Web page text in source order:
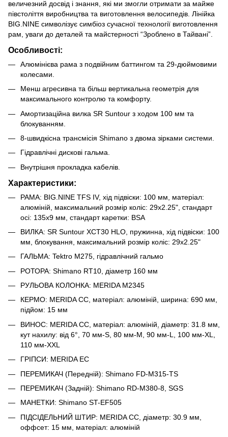
величезний досвід і знання, які ми змогли отримати за майже
півстоліття виробництва та виготовлення велосипедів. Лінійка
BIG.NINE символізує симбіоз сучасної технології виготовлення
рам, уваги до деталей та майстерності “Зроблено в Тайвані”.
Особливості:
Алюмінієва рама з подвійним баттингом та 29-дюймовими
колесами.
Менш агресивна та більш вертикальна геометрія для
максимального контролю та комфорту.
Амортизаційна вилка SR Suntour з ходом 100 мм та
блокуванням.
8-швидкісна трансмісія Shimano з двома зірками системи.
Гідравлічні дискові гальма.
Внутрішня прокладка кабелів.
Характеристики:
РАМА: BIG.NINE TFS IV, хід підвіски: 100 мм, матеріал:
алюміній, максимальний розмір коліс: 29x2.25", стандарт
осі: 135x9 мм, стандарт каретки: BSA
ВИЛКА: SR Suntour XCT30 HLO, пружинна, хід підвіски: 100
мм, блокування, максимальний розмір коліс: 29x2.25"
ГАЛЬМА: Tektro M275, гідравлічний гальмо
РОТОРА: Shimano RT10, діаметр 160 мм
РУЛЬОВА КОЛОНКА: MERIDA M2345
КЕРМО: MERIDA CC, матеріал: алюміній, ширина: 690 мм,
підйом: 15 мм
ВИНОС: MERIDA CC, матеріал: алюміній
діаметр: 31.8 мм,
кут нахилу: від 6°, 70 мм-S, 80 мм-M, 90 мм-L, 100 мм-XL,
110 мм-XXL
ГРІПСИ: MERIDA EC
ПЕРЕМИКАЧ (Передній): Shimano FD-M315-TS
ПЕРЕМИКАЧ (Задній): Shimano RD-M380-8, SGS
МАНЕТКИ: Shimano ST-EF505
ПІДСІДЕЛЬНИЙ ШТИР: MERIDA CC, діаметр: 30.9 мм,
оффсет: 15 мм, матеріал: алюміній